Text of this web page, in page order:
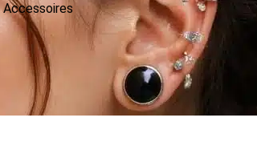
Accessoires